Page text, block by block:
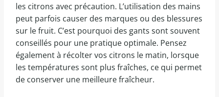
les citrons avec précaution. L’utilisation des mains
peut parfois causer des marques ou des blessures
sur le fruit. C’est pourquoi des gants sont souvent
conseillés pour une pratique optimale. Pensez
également à récolter vos citrons le matin, lorsque
les températures sont plus fraîches, ce qui permet
de conserver une meilleure fraîcheur.